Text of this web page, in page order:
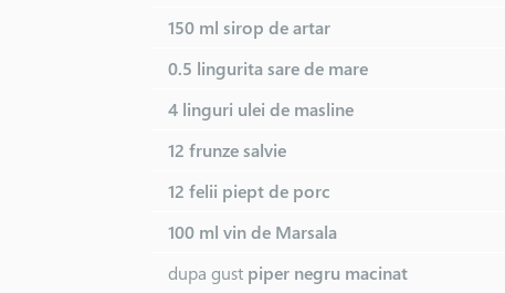
150 ml sirop de artar
0.5 linguritasare de mare
4 linguri ulei de masline
12 frunzesalvie
12 felii piept de porc
100 ml vin de Marsala
dupa gust piper negru macinat